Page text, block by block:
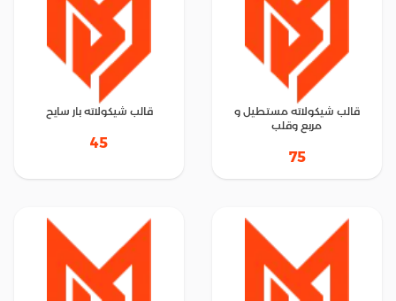
قالب شيكولاته مستطيل و
مربع وقلب
75
قالب شيكولاته بار سايح
45